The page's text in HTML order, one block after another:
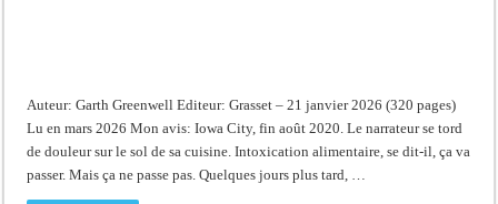
Auteur: Garth Greenwell Editeur: Grasset – 21 janvier 2026 (320 pages)
Lu en mars 2026 Mon avis: Iowa City, fin août 2020. Le narrateur se tord
de douleur sur le sol de sa cuisine. Intoxication alimentaire, se dit-il, ça va
passer. Mais ça ne passe pas. Quelques jours plus tard, …